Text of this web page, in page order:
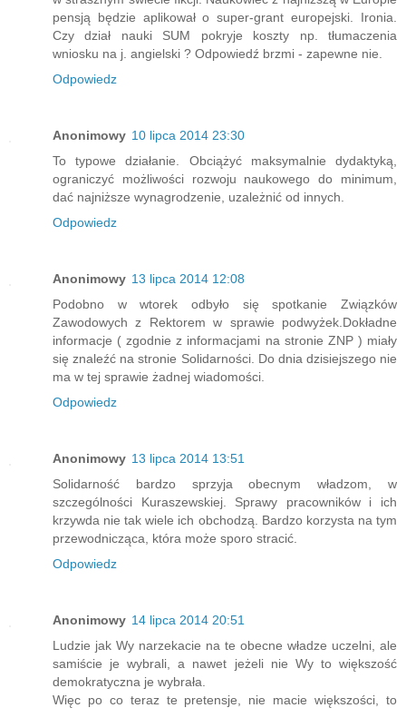
pensją będzie aplikował o super-grant europejski. Ironia.
Czy dział nauki SUM pokryje koszty np. tłumaczenia
wniosku na j. angielski ? Odpowiedź brzmi - zapewne nie.
Odpowiedz
Anonimowy 10 lipca 2014 23:30
To typowe działanie. Obciążyć maksymalnie dydaktyką,
ograniczyć możliwości rozwoju naukowego do minimum,
dać najniższe wynagrodzenie, uzależnić od innych.
Odpowiedz
Anonimowy 13 lipca 2014 12:08
Podobno w wtorek odbyło się spotkanie Związków
Zawodowych z Rektorem w sprawie podwyżek.Dokładne
informacje ( zgodnie z informacjami na stronie ZNP ) miały
się znaleźć na stronie Solidarności. Do dnia dzisiejszego nie
ma w tej sprawie żadnej wiadomości.
Odpowiedz
Anonimowy 13 lipca 2014 13:51
Solidarność bardzo sprzyja obecnym władzom, w
szczególności Kuraszewskiej. Sprawy pracowników i ich
krzywda nie tak wiele ich obchodzą. Bardzo korzysta na tym
przewodnicząca, która może sporo stracić.
Odpowiedz
Anonimowy 14 lipca 2014 20:51
Ludzie jak Wy narzekacie na te obecne władze uczelni, ale
samiście je wybrali, a nawet jeżeli nie Wy to większość
demokratyczna je wybrała.
Więc po co teraz te pretensje, nie macie większości, to